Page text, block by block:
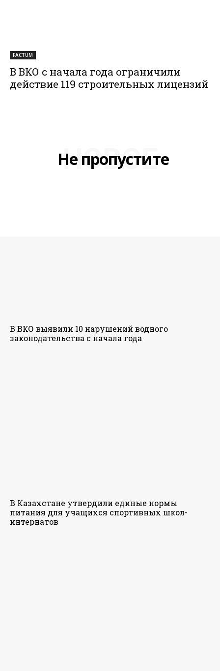
FACTUM
В ВКО с начала года ограничили
действие 119 строительных лицензий
Не пропустите
НОВОЕ
В ВКО выявили 10 нарушений водного
законодательства с начала года
В Казахстане утвердили единые нормы
питания для учащихся спортивных школ-
интернатов